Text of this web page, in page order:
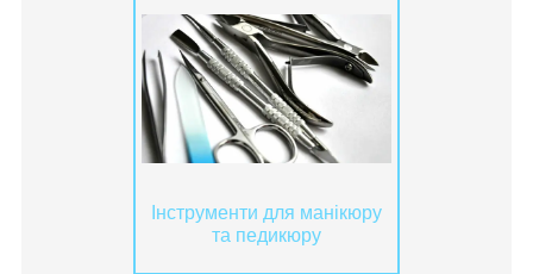
Інструменти для манікюру
та педикюру